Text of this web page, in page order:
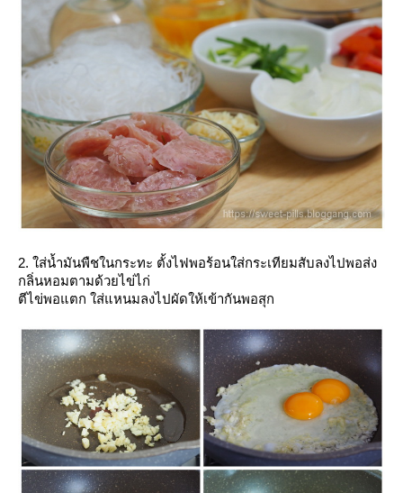
2. ใส่น้ำมันพืชในกระทะ ตั้งไฟพอร้อนใส่กระเทียมสับลงไปพอส่ง
กลิ่นหอมตามด้วยไข่ไก่
ตีไข่พอแตก ใส่แหนมลงไปผัดให้เข้ากันพอสุก